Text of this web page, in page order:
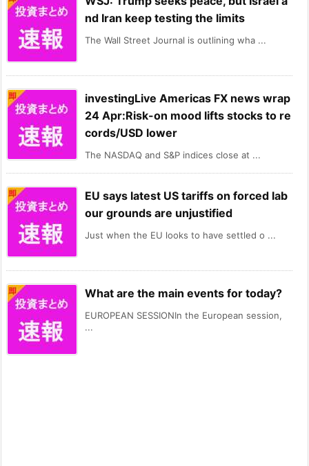
nd Iran keep testing the limits
The Wall Street Journal is outlining wha ...
investingLive Americas FX news wrap
24 Apr:Risk-on mood lifts stocks to re
cords/USD lower
The NASDAQ and S&P indices close at ...
EU says latest US tariffs on forced lab
our grounds are unjustified
Just when the EU looks to have settled o ...
What are the main events for today?
EUROPEAN SESSIONIn the European session,
...